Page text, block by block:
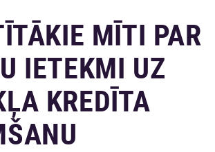
MĪTI PAR
IETEKMI UZ
KREDĪTA